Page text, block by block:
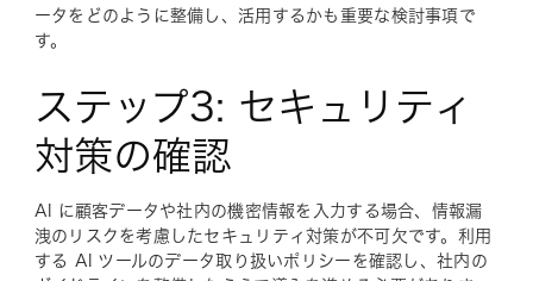
ータをどのように整備し、活用するかも重要な検討事項で
す。
ステップ3: セキュリティ
対策の確認
AI に顧客データや社内の機密情報を入力する場合、情報漏
洩のリスクを考慮したセキュリティ対策が不可欠です。利用
する AI ツールのデータ取り扱いポリシーを確認し、社内の